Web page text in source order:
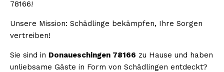
78166!
Unsere Mission: Schädlinge bekämpfen, Ihre Sorgen
vertreiben!
Sie sind in Donaueschingen 78166 zu Hause und haben
unliebsame Gäste in Form von Schädlingen entdeckt?